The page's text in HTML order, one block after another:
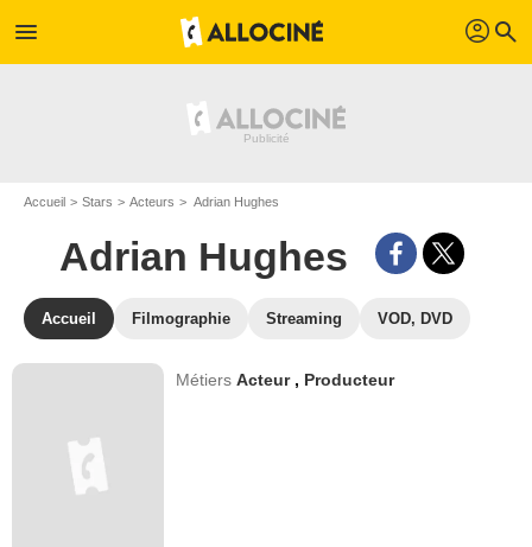
menu profil search
Accueil Stars Acteurs Adrian Hughes
Adrian Hughes
Accueil Filmographie Streaming VOD, DVD
MétiersActeur , Producteur